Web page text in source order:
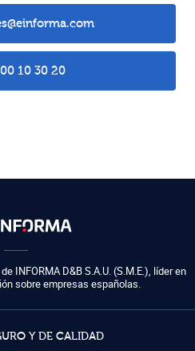
10 30 20
INFORMA D&B S.A.U. (S.M.E.), líder en
sobre empresas españolas.
Y DE CALIDAD